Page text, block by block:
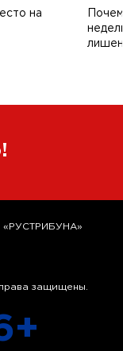
на
защищены.